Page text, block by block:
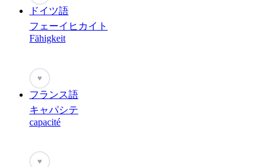
ドイツ語
フェーイヒカイト
Fähigkeit
♥
フランス語
キャパシテ
capacité
♥